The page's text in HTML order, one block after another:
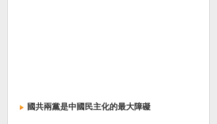
國共兩黨是中國民主化的最大障礙